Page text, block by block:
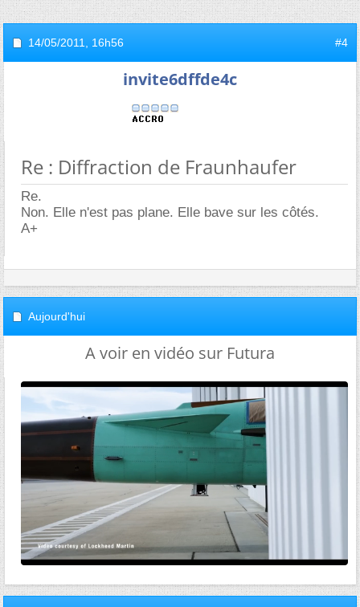
14/05/2011, 16h56 #4
invite6dffde4c
Re : Diffraction de Fraunhaufer
Re.
Non. Elle n'est pas plane. Elle bave sur les côtés.
A+
Aujourd'hui
A voir en vidéo sur Futura